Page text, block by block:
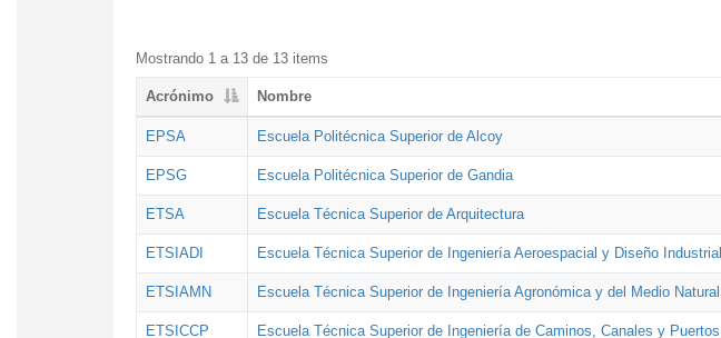
Mostrando 1 a 13 de 13 items
Acrónimo Nombre
EPSA Escuela Politécnica Superior de Alcoy
EPSG Escuela Politécnica Superior de Gandia
ETSA Escuela Técnica Superior de Arquitectura
ETSIADI Escuela Técnica Superior de Ingeniería Aeroespacial y Diseño Industrial
ETSIAMN Escuela Técnica Superior de Ingeniería Agronómica y del Medio Natural
ETSICCP Escuela Técnica Superior de Ingeniería de Caminos, Canales y Puertos